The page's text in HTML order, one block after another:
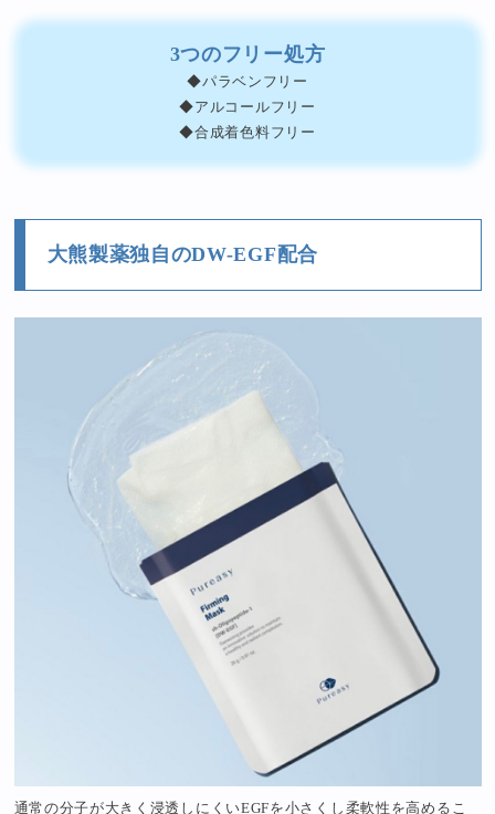
3つのフリー処方
◆パラベンフリー
◆アルコールフリー
◆合成着色料フリー
大熊製薬独自のDW-EGF配合
通常の分子が大きく浸透しにくいEGFを小さくし柔軟性を高めるこ